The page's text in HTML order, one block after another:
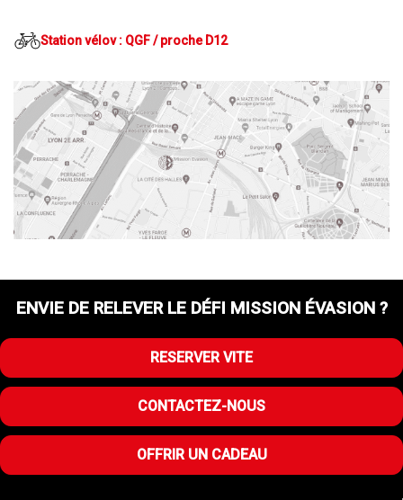
Station vélov : QGF / proche D12
ENVIE DE RELEVER LE DÉFI MISSION ÉVASION ?
RESERVER VITE
CONTACTEZ-NOUS
OFFRIR UN CADEAU